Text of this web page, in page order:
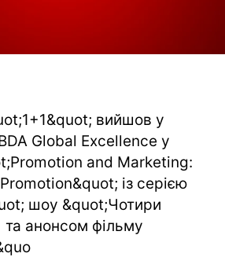
вийшов у
Global Excellence у
and Marketing:
із серією
шоу &quot;Чотири
та анонсом фільму